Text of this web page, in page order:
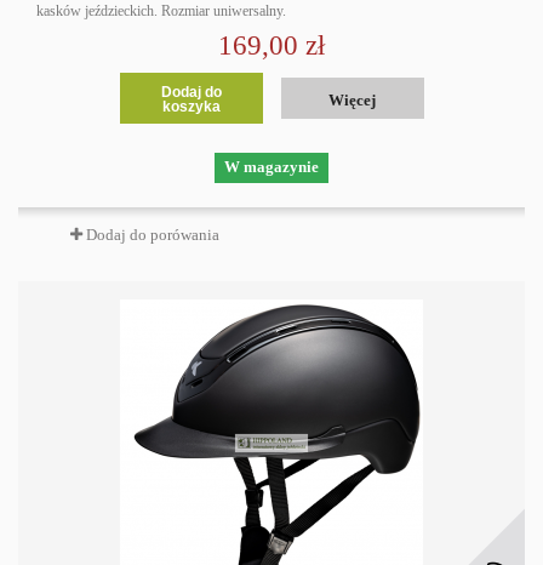
kasków jeździeckich. Rozmiar uniwersalny.
169,00 zł
Dodaj do
koszyka
Więcej
W magazynie
Dodaj do porówania